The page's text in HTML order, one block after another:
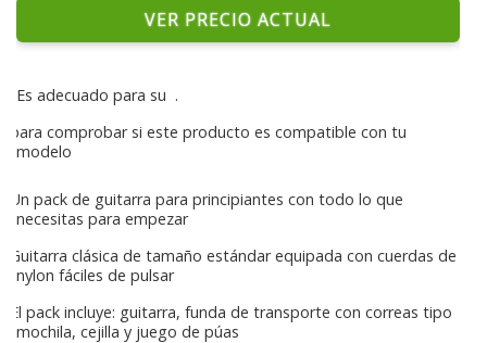
VER PRECIO ACTUAL
Es adecuado para su .
para comprobar si este producto es compatible con tu
modelo
Un pack de guitarra para principiantes con todo lo que
necesitas para empezar
Guitarra clásica de tamaño estándar equipada con cuerdas de
nylon fáciles de pulsar
El pack incluye: guitarra, funda de transporte con correas tipo
mochila, cejilla y juego de púas